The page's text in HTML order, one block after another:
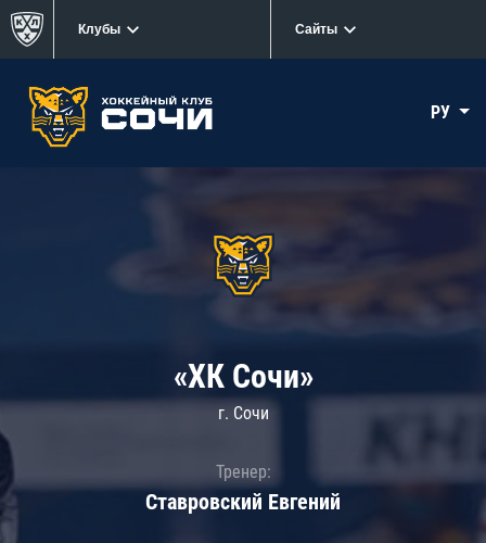
Клубы Сайты
РУ
«ХК Сочи»
г. Сочи
Тренер:
Ставровский Евгений